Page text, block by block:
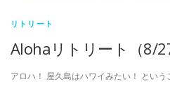
リトリート
Alohaリトリート（8/
アロハ！ 屋久島はハワイみたい！ とい